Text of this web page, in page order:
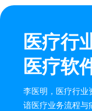
医疗行
医疗软
李医明，医疗行业
谙医疗业务流程与